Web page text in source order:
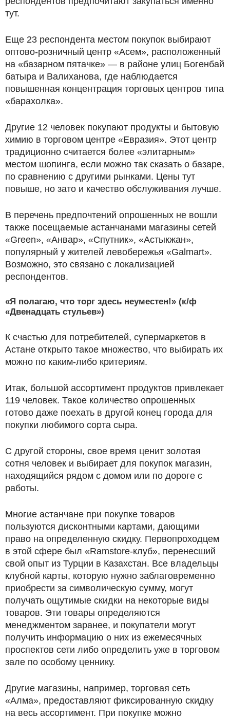
тут.
Еще 23 респондента местом покупок выбирают
оптово-розничный центр «Асем», расположенный
на «базарном пятачке» — в районе улиц Богенбай
батыра и Валиханова, где наблюдается
повышенная концентрация торговых центров типа
«барахолка».
Другие 12 человек покупают продукты и бытовую
химию в торговом центре «Евразия». Этот центр
традиционно считается более «элитарным»
местом шопинга, если можно так сказать о базаре,
по сравнению с другими рынками. Цены тут
повыше, но зато и качество обслуживания лучше.
В перечень предпочтений опрошенных не вошли
также посещаемые астанчанами магазины сетей
«Green», «Анвар», «Спутник», «Астыкжан»,
популярный у жителей левобережья «Galmart».
Возможно, это связано с локализацией
респондентов.
«Я полагаю, что торг здесь неуместен!» (к/ф
«Двенадцать стульев»)
К счастью для потребителей, супермаркетов в
Астане открыто такое множество, что выбирать их
можно по каким-либо критериям.
Итак, большой ассортимент продуктов привлекает
119 человек. Такое количество опрошенных
готово даже поехать в другой конец города для
покупки любимого сорта сыра.
С другой стороны, свое время ценит золотая
сотня человек и выбирает для покупок магазин,
находящийся рядом с домом или по дороге с
работы.
Многие астанчане при покупке товаров
пользуются дисконтными картами, дающими
право на определенную скидку. Первопроходцем
в этой сфере был «Ramstore-клуб», перенесший
свой опыт из Турции в Казахстан. Все владельцы
клубной карты, которую нужно заблаговременно
приобрести за символическую сумму, могут
получать ощутимые скидки на некоторые виды
товаров. Эти товары определяются
менеджментом заранее, и покупатели могут
получить информацию о них из ежемесячных
проспектов сети либо определить уже в торговом
зале по особому ценнику.
Другие магазины, например, торговая сеть
«Алма», предоставляют фиксированную скидку
на весь ассортимент. При покупке можно